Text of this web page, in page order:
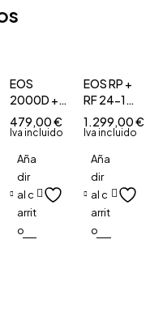
EOS
2000D +
EF-S 18-
55 DC
479,00€
Iva incluido
Aña
dir
al c
arrit
o
EOS RP +
RF 24-105
STM
1.299,00€
Iva incluido
Aña
dir
al c
arrit
o